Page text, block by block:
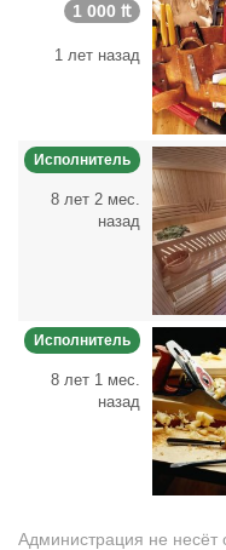
1 000 ₶
1 лет назад
Исполнитель
8 лет 2 мес.
назад
Исполнитель
8 лет 1 мес.
назад
Администрация не несёт